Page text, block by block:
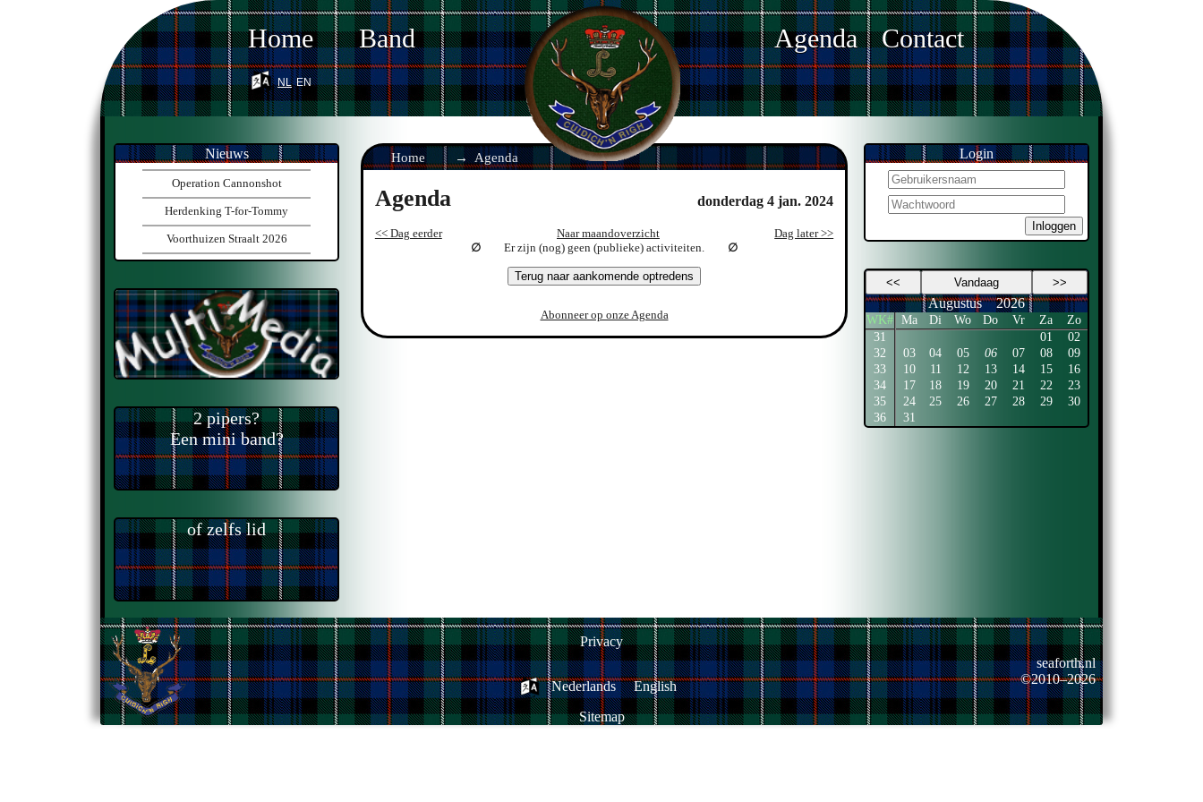
Home Band Agenda Contact
nl en
Home Agenda
Agenda donderdag 4 jan. 2024
<< Dag eerder Naar maandoverzicht
Dag later >>
Er zijn (nog) geen (publieke) activiteiten.
Terug naar aankomende optredens
Abonneer op onze Agenda
Nieuws
Operation Cannonshot
Herdenking T-for-Tommy
Voorthuizen Straalt 2026
2 pipers?
Een mini band?
of zelfs lid
Login
Inloggen
<< Vandaag >>
Augustus 2026
WK# Ma Di Wo Do Vr Za
Zo
31
01
02
32
03 04 05 06 07 08
09
33
10 11 12 13 14 15
16
34
17 18 19 20 21 22
23
35
24 25 26 27 28 29
30
36
31
Privacy
Nederlands
English
Sitemap
seaforth.nl
©2010–2026